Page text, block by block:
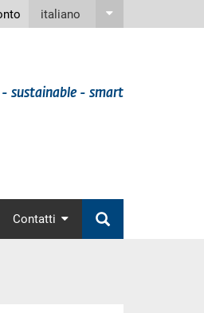
italiano
sustainable - smart
Contatti